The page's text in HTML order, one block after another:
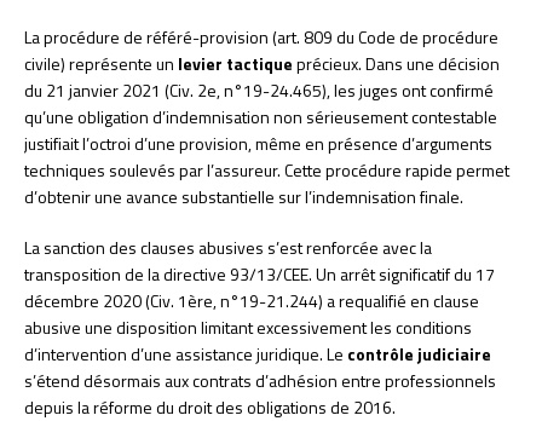
La procédure de référé-provision (art. 809 du Code de procédure
civile) représente un levier tactiqueprécieux. Dans une décision
du 21 janvier 2021 (Civ. 2e, n°19-24.465), les juges ont confirmé
qu’une obligation d’indemnisation non sérieusement contestable
justifiait l’octroi d’une provision, même en présence d’arguments
techniques soulevés par l’assureur. Cette procédure rapide permet
d’obtenir une avance substantielle sur l’indemnisation finale.
La sanction des clauses abusives s’est renforcée avec la
transposition de la directive 93/13/CEE. Un arrêt significatif du 17
décembre 2020 (Civ. 1ère, n°19-21.244) a requalifié en clause
abusive une disposition limitant excessivement les conditions
d’intervention d’une assistance juridique. Le contrôle judiciaire
s’étend désormais aux contrats d’adhésion entre professionnels
depuis la réforme du droit des obligations de 2016.